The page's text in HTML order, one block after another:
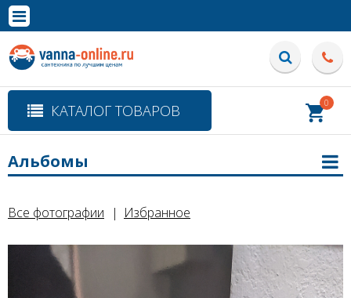
Полная версия сайта
КАТАЛОГ ТОВАРОВ 0
Все фотографии Избранное
Альбомы